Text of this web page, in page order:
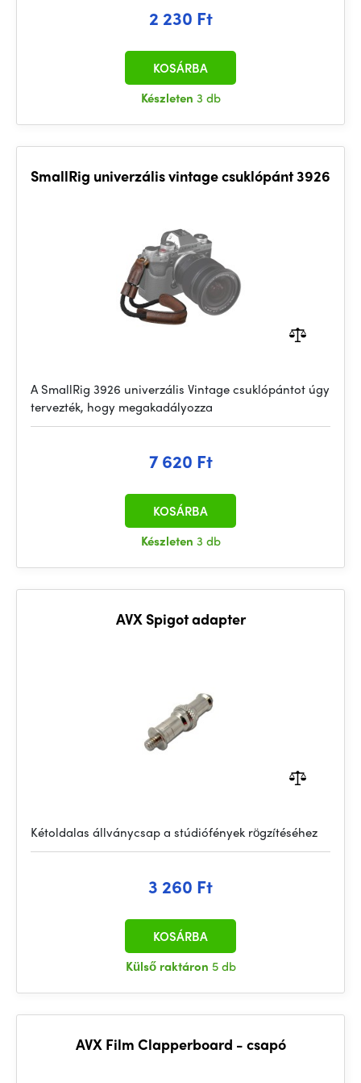
2 230 Ft
Készleten 3 db
KOSÁRBA
SmallRig univerzális vintage csuklópánt 3926
A SmallRig 3926 univerzális Vintage csuklópántot úgy
tervezték, hogy megakadályozza
7 620 Ft
Készleten 3 db
KOSÁRBA
AVX Spigot adapter
Kétoldalas állványcsap a stúdiófények rögzítéséhez
3 260 Ft
Külső raktáron 5 db
KOSÁRBA
AVX Film Clapperboard - csapó